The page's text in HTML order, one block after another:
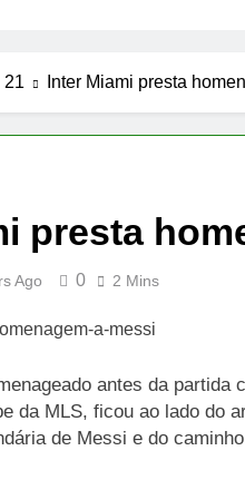
21 Inter Miami presta
presta
Ago 0 2 Mins
antes da partida
da MLS, ficou ao lado do
de Messi e do